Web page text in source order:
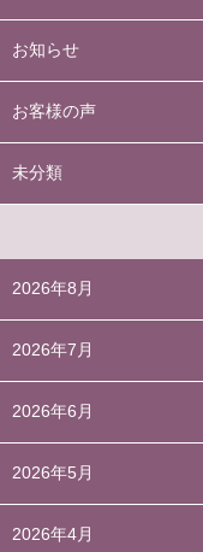
お知らせ
お客様の声
未分類
2026年8月
2026年7月
2026年6月
2026年5月
2026年4月